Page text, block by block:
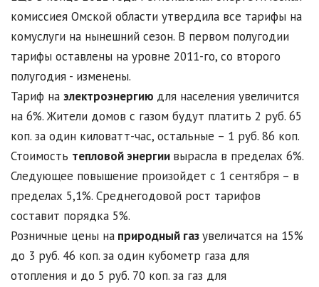
комиссиея Омской области утвердила все тарифы на
комуслуги на нынешний сезон. В первом полугодии
тарифы оставлены на уровне 2011-го, со второго
полугодия - изменены.
Тариф на электроэнергию для населения увеличится
на 6%. Жители домов с газом будут платить 2 руб. 65
коп. за один киловатт-час, остальные – 1 руб. 86 коп.
Стоимость тепловой энергии вырасла в пределах 6%.
Следующее повышение произойдет с 1 сентября – в
пределах 5,1%. Среднегодовой рост тарифов
составит порядка 5%.
Розничные цены на природный газувеличатся на 15%
до 3 руб. 46 коп. за один кубометр газа для
отопления и до 5 руб. 70 коп. за газ для